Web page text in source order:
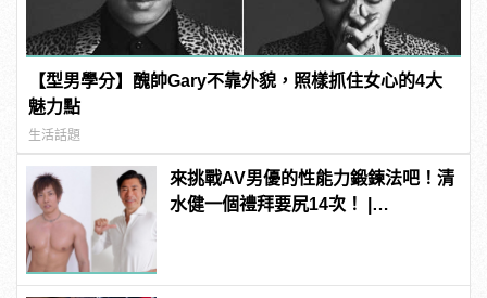
【型男學分】醜帥Gary不靠外貌，照樣抓住女心的4大
魅力點
生活話題
來挑戰AV男優的性能力鍛鍊法吧！清
水健一個禮拜要尻14次！ |